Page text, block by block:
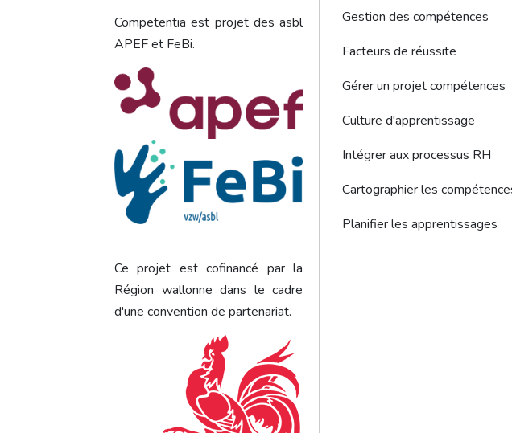
Competentia est projet des asbl
APEF et FeBi.
Ce projet est cofinancé par la
Région wallonne dans le cadre
d'une convention de partenariat.
Footer - Gestion des
Gestion des compétences
Facteurs de réussite
Gérer un projet compétences
Culture d'apprentissage
Intégrer aux processus RH
Cartographier les
Planifier les apprentissages